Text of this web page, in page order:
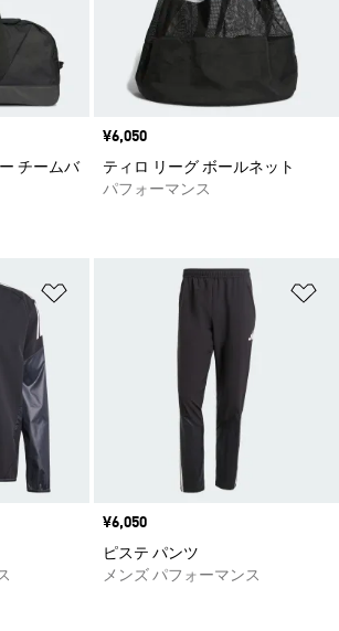
チームバ
価格
¥6,050
ティロ リーグ ボールネット
パフォーマンス
ほしいものリストに追加
価格
¥6,050
ピステ パンツ
メンズ パフォーマンス